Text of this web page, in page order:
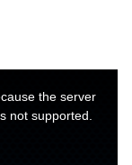
the server
not supported.